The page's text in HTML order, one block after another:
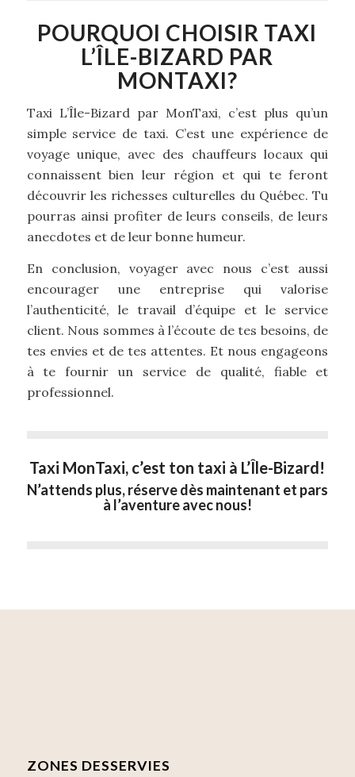
POURQUOI CHOISIR TAXI
L’ÎLE-BIZARD PAR
MONTAXI?
Taxi L’Île-Bizard par MonTaxi, c’est plus qu’un
simple service de taxi. C’est une expérience de
voyage unique, avec des chauffeurs locaux qui
connaissent bien leur région et qui te feront
découvrir les richesses culturelles du Québec. Tu
pourras ainsi profiter de leurs conseils, de leurs
anecdotes et de leur bonne humeur.
En conclusion, voyager avec nous c’est aussi
encourager une entreprise qui valorise
l’authenticité, le travail d’équipe et le service
client. Nous sommes à l’écoute de tes besoins, de
tes envies et de tes attentes. Et nous engageons
à te fournir un service de qualité, fiable et
professionnel.
Taxi MonTaxi, c’est ton taxi à L’Île-Bizard!
N’attends plus, réserve dès maintenant et pars
à l’aventure avec nous!
ZONES DESSERVIES